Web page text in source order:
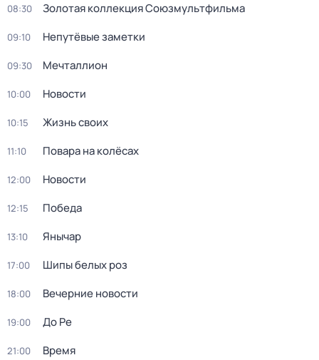
08:30 Золотая коллекция Союзмультфильма
09:10 Непутёвые заметки
09:30 Мечталлион
10:00 Новости
10:15 Жизнь своих
11:10 Повара на колёсах
12:00 Новости
12:15 Победа
13:10 Янычар
17:00 Шипы белых роз
18:00 Вечерние новости
19:00 До Ре
21:00 Время